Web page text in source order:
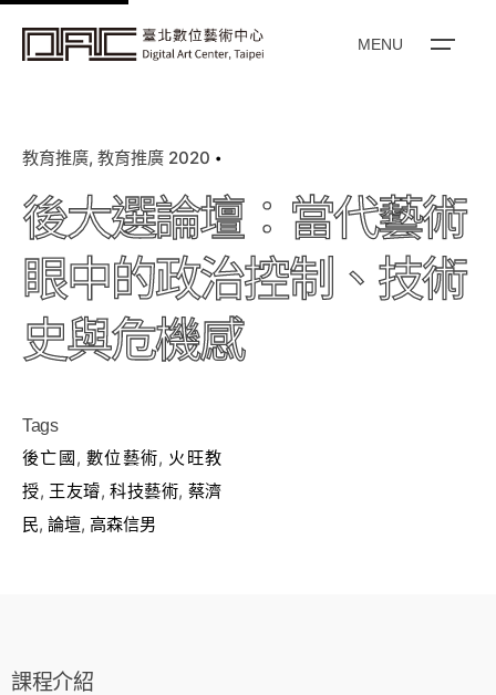
k
c
n
MENU
教育推廣 教育推廣 2020
後大選論壇：當代藝術
眼中的政治控制、技術
史與危機感
Tags
後亡國,數位藝術, 火旺教
授, 王友璿, 科技藝術, 蔡濟
民, 論壇, 高森信男
課程介紹